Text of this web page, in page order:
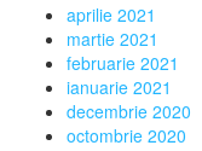
aprilie 2021
martie 2021
februarie 2021
ianuarie 2021
decembrie 2020
octombrie 2020